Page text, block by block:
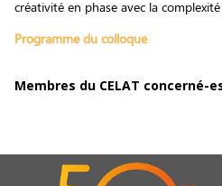
créativité en phase avec la
Programme du colloque
Membres du CELAT concerné-